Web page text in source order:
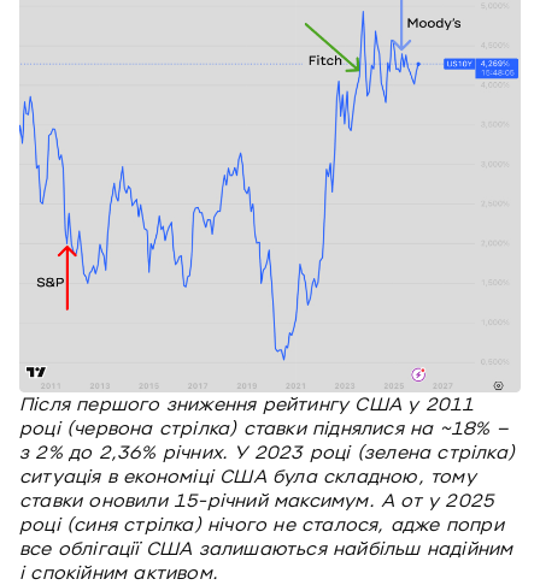
Після першого зниження рейтингу США у 2011
році (червона стрілка) ставки піднялися на ~18% –
з 2% до 2,36% річних. У 2023 році (зелена стрілка)
ситуація в економіці США була складною, тому
ставки оновили 15-річний максимум. А от у 2025
році (синя стрілка) нічого не сталося, адже попри
все облігації США залишаються найбільш надійним
і спокійним активом.